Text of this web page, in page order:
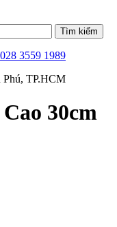
028 3559 1989
Phú, TP.HCM
30cm